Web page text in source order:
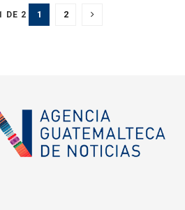
DE 2 1 2